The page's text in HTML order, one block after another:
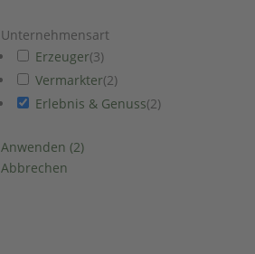
Unternehmensart
Erzeuger(3)
Vermarkter(2)
Erlebnis & Genuss(2)
Anwenden(2)
Abbrechen